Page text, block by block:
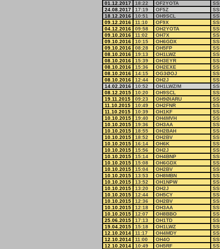
01.12.2017
18:22 OF2YOTA
24.08.2017
17:19 OF5Z
18.12.2016
10:51 OH9SCL
09.12.2016
11:10 OF9X
04.12.2016
09:58 OH2YOTA
09.10.2016
11:02 OH7X
09.10.2016
10:15 OH6GDX
09.10.2016
08:28 OH5FP
08.10.2016
19:13 OH1LWZ
08.10.2016
15:39 OH3EYR
08.10.2016
15:36 OH2EXE
08.10.2016
14:15 OG3ØOJ
08.10.2016
12:44 OH2J
14.02.2016
10:52 OH1LWZ/M
08.12.2015
10:20 OH9SCL
19.11.2015
09:23 OH9ØIARU
11.10.2015
10:49 OH2FNR
11.10.2015
10:39 OH1KF
10.10.2015
19:40 OH4MVH
10.10.2015
19:36 OH3AA
10.10.2015
18:55 OH2BAH
10.10.2015
18:52 OH2BV
10.10.2015
16:14 OH6K
10.10.2015
15:56 OH2J
10.10.2015
15:14 OH4BNP
10.10.2015
15:08 OH6GDX
10.10.2015
15:04 OH2BV
10.10.2015
13:53 OH8MBN
10.10.2015
13:52 OH1NPW
10.10.2015
13:20 OH2J
10.10.2015
12:44 OH5CY
10.10.2015
12:36 OH2BV
10.10.2015
12:18 OH3AA
10.10.2015
12:07 OH8BBO
25.06.2015
17:13 OH1TD
19.04.2015
15:18 OH1LWZ
12.10.2014
11:17 OH4MDY
12.10.2014
11:00 OH4O
12.10.2014
10:49 OH5RF